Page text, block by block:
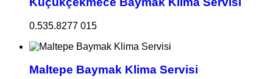
0.535.8277 015
Maltepe Baymak Klima Servisi